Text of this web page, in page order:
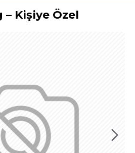
Kişiye Özel